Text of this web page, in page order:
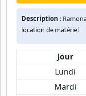
Description :
location de matériel
Jour
Lundi
Mardi